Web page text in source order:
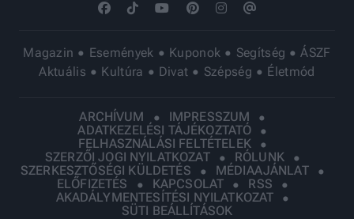
Magazin Események Kuponok Segítség
ÁSZF
Aktuális
Kultúra Divat Szépség Életmód
ARCHÍVUM
IMPRESSZUM
ADATKEZELÉSI TÁJÉKOZTATÓ
FELHASZNÁLÁSI FELTÉTELEK
SZERZŐI JOGI NYILATKOZAT
RÓLUNK
SZERKESZTŐSÉGI KÜLDETÉS
MÉDIAAJÁNLAT
ELŐFIZETÉS
KAPCSOLAT
RSS
AKADÁLYMENTESÍTÉSI NYILATKOZAT
SÜTI BEÁLLÍTÁSOK